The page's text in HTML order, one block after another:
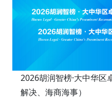
2026胡润智榜·大中华区
解决、海商海事）